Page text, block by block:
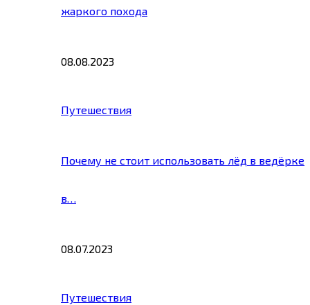
жаркого похода
08.08.2023
Путешествия
Почему не стоит использовать лёд в ведёрке
в…
08.07.2023
Путешествия